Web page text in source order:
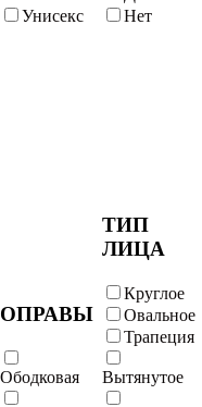
Унисекс
Нет
ОПРАВЫ
Ободковая
ТИП
ЛИЦА
Круглое
Овальное
Трапеция
Вытянутое